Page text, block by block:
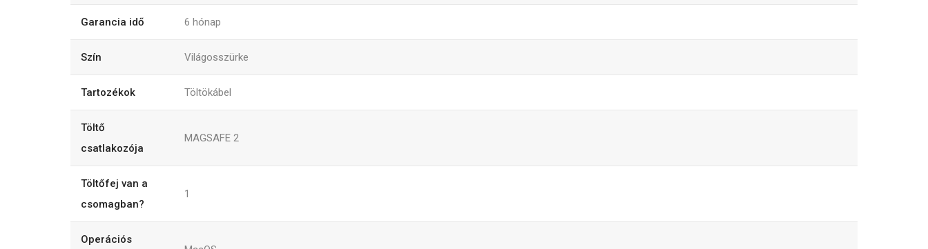
Garancia idő 6 hónap
Szín Világosszürke
Tartozékok Töltökábel
Töltő
csatlakozója
MAGSAFE 2
Töltőfej van a
csomagban?
1
Operációs